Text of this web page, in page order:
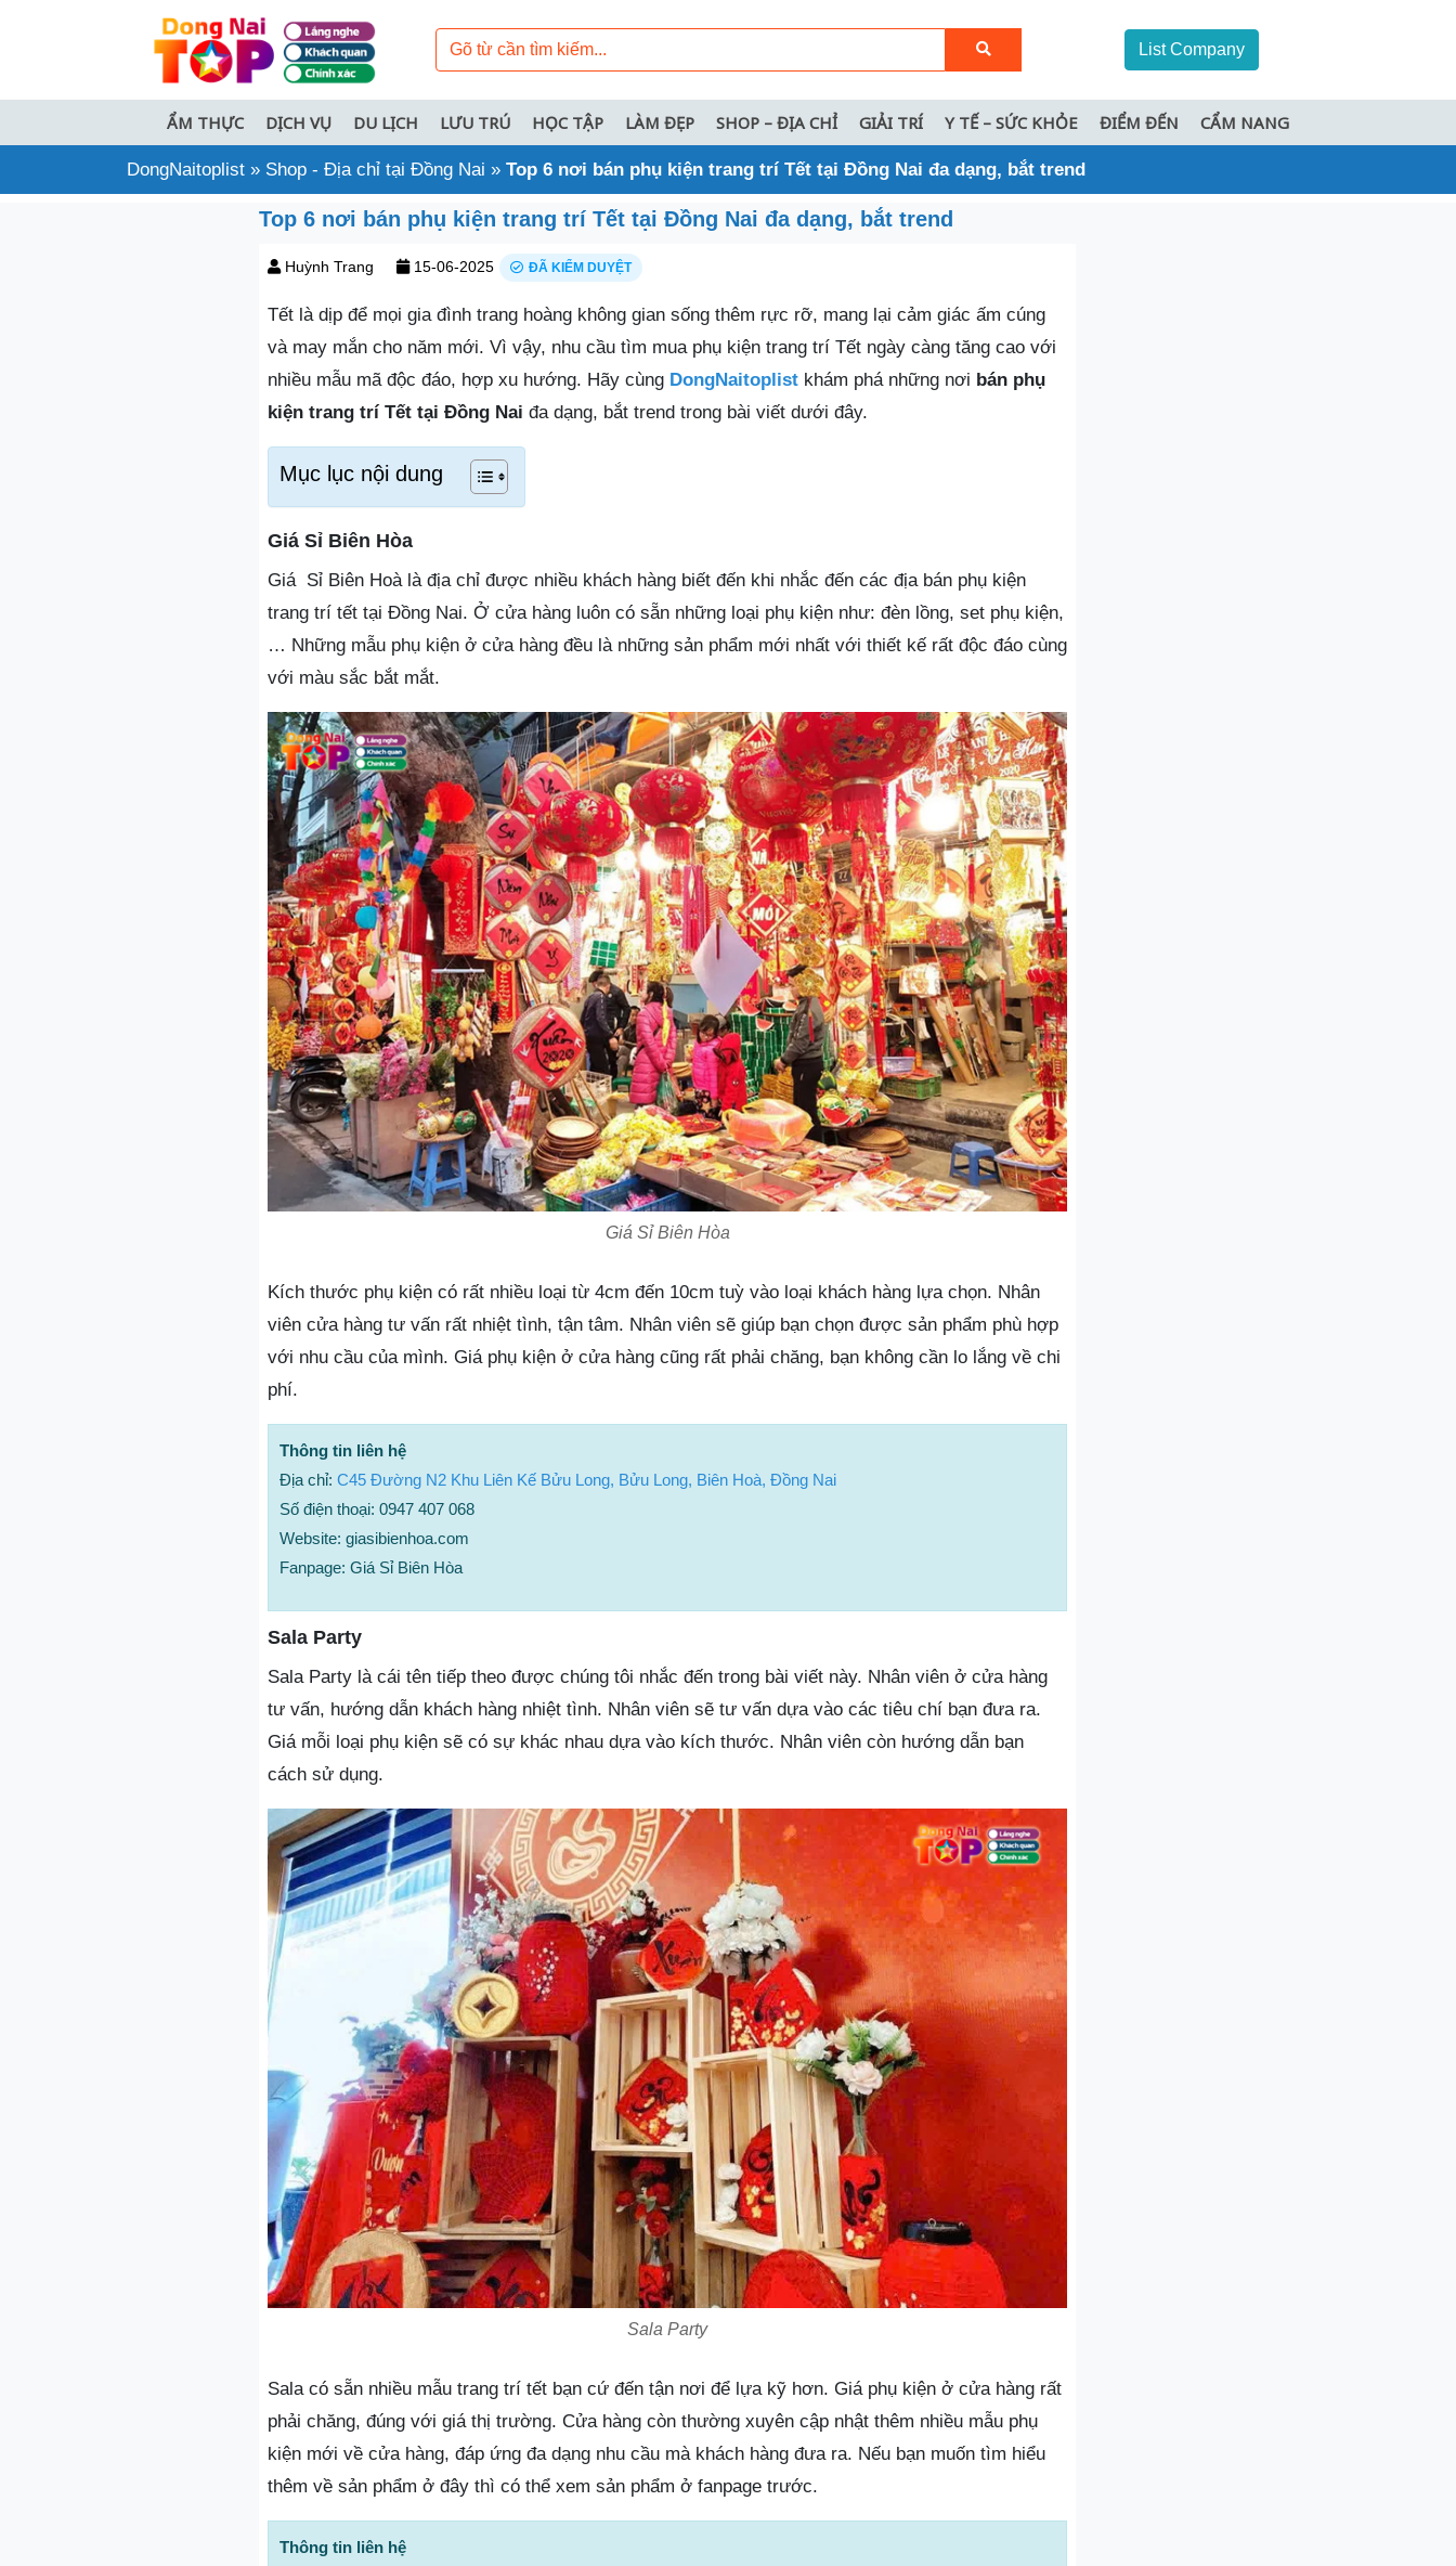
List Company
ẨM THỰC DỊCH VỤ DU LỊCH LƯU TRÚ HỌC TẬP LÀM ĐẸP SHOP – ĐỊA CHỈ GIẢI TRÍ Y TẾ – SỨC KHỎE ĐIỂM ĐẾN CẨM NANG
DongNaitoplist » Shop - Địa chỉ tại Đồng Nai » Top 6 nơi bán phụ kiện trang trí Tết tại Đồng Nai đa dạng, bắt trend
Top 6 nơi bán phụ kiện trang trí Tết tại Đồng Nai đa dạng, bắt trend
Huỳnh Trang 15-06-2025 ĐÃ KIỂM DUYỆT
Tết là dịp để mọi gia đình trang hoàng không gian sống thêm rực rỡ, mang lại cảm giác ấm cúng
và may mắn cho năm mới. Vì vậy, nhu cầu tìm mua phụ kiện trang trí Tết ngày càng tăng cao với
nhiều mẫu mã độc đáo, hợp xu hướng. Hãy cùng DongNaitoplist khám phá những nơi bán phụ
kiện trang trí Tết tại Đồng Nai đa dạng, bắt trend trong bài viết dưới đây.
Mục lục nội dung
Giá Sỉ Biên Hòa
Giá Sỉ Biên Hoà là địa chỉ được nhiều khách hàng biết đến khi nhắc đến các địa bán phụ kiện
trang trí tết tại Đồng Nai. Ở cửa hàng luôn có sẵn những loại phụ kiện như: đèn lồng, set phụ kiện,
… Những mẫu phụ kiện ở cửa hàng đều là những sản phẩm mới nhất với thiết kế rất độc đáo cùng
với màu sắc bắt mắt.
Giá Sỉ Biên Hòa
Kích thước phụ kiện có rất nhiều loại từ 4cm đến 10cm tuỳ vào loại khách hàng lựa chọn. Nhân
viên cửa hàng tư vấn rất nhiệt tình, tận tâm. Nhân viên sẽ giúp bạn chọn được sản phẩm phù hợp
với nhu cầu của mình. Giá phụ kiện ở cửa hàng cũng rất phải chăng, bạn không cần lo lắng về chi
phí.
Thông tin liên hệ
Địa chỉ: C45 Đường N2 Khu Liên Kế Bửu Long, Bửu Long, Biên Hoà, Đồng Nai
Số điện thoại: 0947 407 068
Website: giasibienhoa.com
Fanpage: Giá Sỉ Biên Hòa
Sala Party
Sala Party là cái tên tiếp theo được chúng tôi nhắc đến trong bài viết này. Nhân viên ở cửa hàng
tư vấn, hướng dẫn khách hàng nhiệt tình. Nhân viên sẽ tư vấn dựa vào các tiêu chí bạn đưa ra.
Giá mỗi loại phụ kiện sẽ có sự khác nhau dựa vào kích thước. Nhân viên còn hướng dẫn bạn
cách sử dụng.
Sala Party
Sala có sẵn nhiều mẫu trang trí tết bạn cứ đến tận nơi để lựa kỹ hơn. Giá phụ kiện ở cửa hàng rất
phải chăng, đúng với giá thị trường. Cửa hàng còn thường xuyên cập nhật thêm nhiều mẫu phụ
kiện mới về cửa hàng, đáp ứng đa dạng nhu cầu mà khách hàng đưa ra. Nếu bạn muốn tìm hiểu
thêm về sản phẩm ở đây thì có thể xem sản phẩm ở fanpage trước.
Thông tin liên hệ